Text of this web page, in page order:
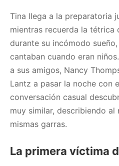
Tina llega a la preparatoria
mientras recuerda la tétrica
durante su incómodo
cantaban cuando eran
a sus amigos, Nancy
Lantz a pasar la noche con
conversación casual
muy similar, describiendo al
mismas garras.
La primera víctima